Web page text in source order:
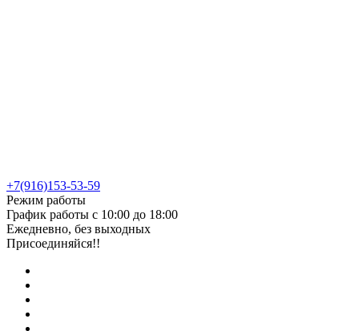
+7(916)153-53-59
Режим работы
График работы с 10:00 до 18:00
Ежедневно, без выходных
Присоединяйся!!